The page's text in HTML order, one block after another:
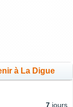
à La Digue
7 jours